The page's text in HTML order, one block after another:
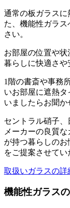
通常の板ガラスに
た、機能性ガラ
さい。
お部屋の位置や状
暮らしに快適さや
1階の書斎や事務
いお部屋に遮熱
いましたらお聞か
セントラル硝子
メーカーの良質
が持つ暮らしの
をご提案させてい
取扱いガラスの詳
機能性ガラス